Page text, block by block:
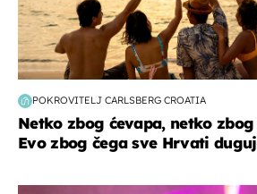
POKROVITELJ CARLSBERG CROATIA
Netko zbog ćevapa, netko
Evo zbog čega sve Hrvati